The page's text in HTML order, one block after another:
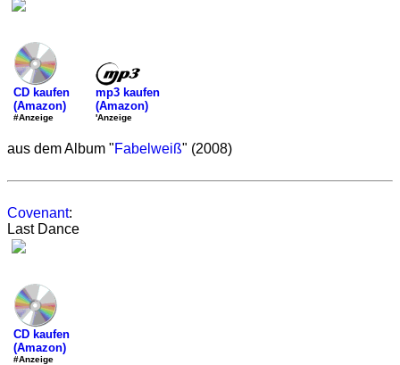
CD kaufen
(Amazon)
#Anzeige
mp3 kaufen
(Amazon)
'Anzeige
aus dem Album "Fabelweiß" (2008)
Covenant:
Last Dance
CD kaufen
(Amazon)
#Anzeige